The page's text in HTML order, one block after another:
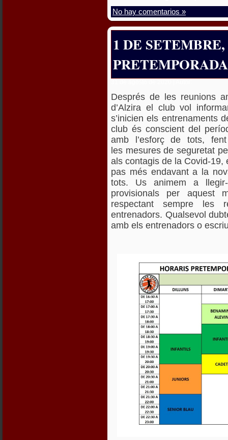
No hay comentarios »
1 DE
PRETEMPORADA
Després de les reunions
d’Alzira el club vol
s’inicien els entrenaments
club és conscient del
amb l’esforç de tots,
les mesures de seguretat
als contagis de la Covid-19,
pas més endavant a la
tots. Us animem a
provisionals per aquest
respectant sempre les
entrenadors. Qualsevol
amb els entrenadors o